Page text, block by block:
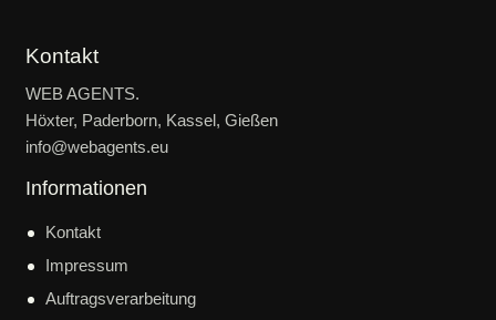
Kontakt
WEB AGENTS.
Höxter, Paderborn, Kassel, Gießen
info@webagents.eu
Informationen
Kontakt
Impressum
Auftragsverarbeitung